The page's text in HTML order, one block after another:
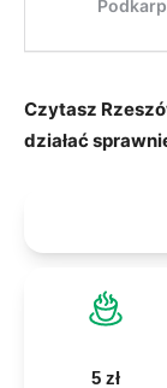
Czytasz
działać
5 zł